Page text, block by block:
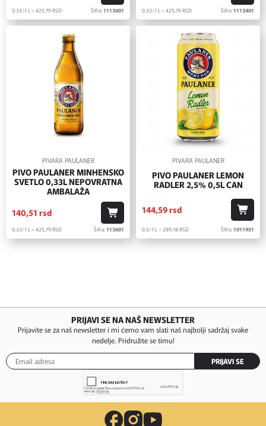
0.33/1 L = 425,79RSD Šifra:1113001 0.33/1 L = 425,79RSD Šifra:1113401
PIVARA PAULANER
PIVO PAULANER MINHENSKO
SVETLO 0,33L NEPOVRATNA
AMBALAŽA
140,51 rsd
0.33/1 L = 425,79RSD Šifra:113601
PIVARA PAULANER
PIVO PAULANER LEMON
RADLER 2,5% 0,5L CAN
144,59rsd
0.5/1 L = 289,18RSD Šifra:1011951
PRIJAVI SE NA NAŠ NEWSLETTER
Prijavite se za naš newsletter i mi ćemo vam slati naš najbolji sadržaj svake
nedelje. Pridružite se timu!
PRIJAVI SE